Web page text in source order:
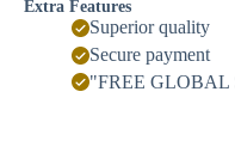
Extra Features
Superior quality
Secure payment
"FREE